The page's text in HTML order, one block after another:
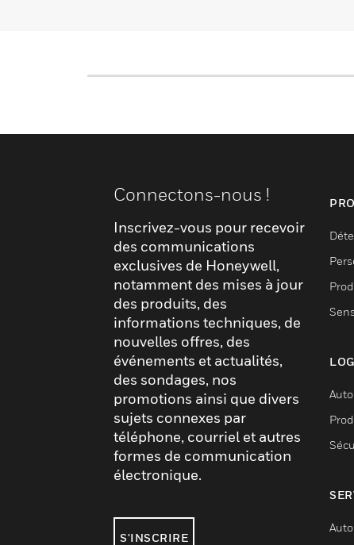
Connectons-nous !
Inscrivez-vous pour recevoir
des communications
exclusives de Honeywell,
notamment des mises à jour
des produits, des
informations techniques, de
nouvelles offres, des
événements et actualités,
des sondages, nos
promotions ainsi que divers
sujets connexes par
téléphone, courriel et autres
formes de communication
électronique.
S'INSCRIRE